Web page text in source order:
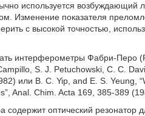
используется возбуждающий
Изменение показателя
с высокой точностью,
интерферометры Фабри-Перо
S. J. Petuchowski, C. C.
или B. C. Yip, and E. S. Yeung,
Anal. Chim. Acta 169, 385-389
оптический резонатор